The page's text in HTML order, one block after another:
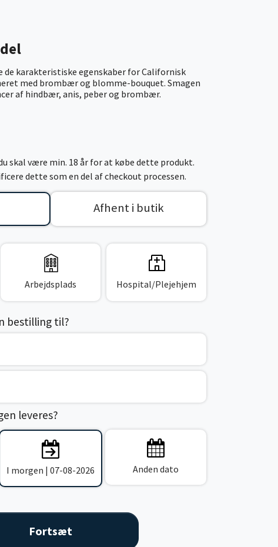
de karakteristiske egenskaber for Californisk
med brombær og blomme-bouquet. Smagen
af hindbær, anis, peber og brombær.
skal være min. 18 år for at købe dette produkt.
dette som en del af checkout processen.
Afhent i butik
Arbejdsplads Hospital/Plejehjem
bestilling til?
leveres?
I morgen | 07-08-2026 Anden dato